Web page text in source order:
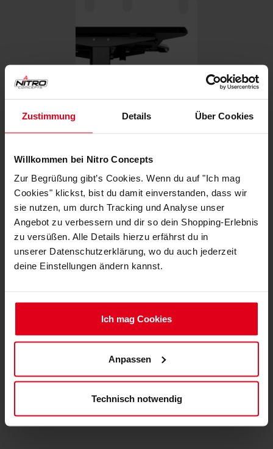
Zustimmung Details Über Cookies
Willkommen bei Nitro Concepts
Zur Begrüßung gibt’s Cookies. Wenn du auf "Ich mag
Cookies" klickst, bist du damit einverstanden, dass wir
sie nutzen, um durch Tracking und Analyse unser
Angebot zu verbessern und dir so dein Shopping-Erlebnis
zu versüßen. Alle Details hierzu erfährst du in
unserer Datenschutzerklärung, wo du auch jederzeit
deine Einstellungen ändern kannst.
Ich mag Cookies
Anpassen
Technisch notwendig
Die Tischbeine sind aus robustem Stahl gefertigt.
Die beiden Beine werden oben mit einem starken
Rahmen verbunden auf denen die Tischplatten
befestigt werden. Dank der hochwertigen
Materialien schafft der Tisch insgesamt eine
Belastbarkeit von enormen 70 Kilogramm. Die
Zentimeter von 71 bis 121 Zentimeter in der Höhe
anpassen, um Nutzer jeder Größe eine komfortable
Sitzhaltung zu bieten. Der Nitro Concepts D16E lässt
sich auch stehend nutzen. Der effiziente Motor
bietet dabei eine stufenlose Verstellbarkeit
(25mm/s). Der Schalter wird leicht erreichbar an der
sind verstellbar und sorgen so für Standfestigkeit
auch auf leicht unebenen Böden.